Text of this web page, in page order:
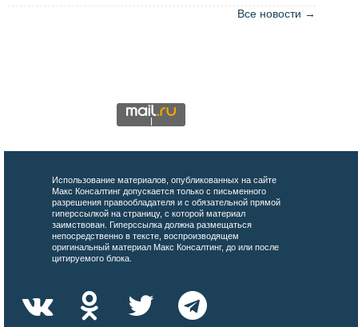
Все новости →
Использование материалов, опубликованных на сайте
Макс Консалтинг допускается только с письменного
разрешения правообладателя и с обязательной прямой
гиперссылкой на страницу, с которой материал
заимствован. Гиперссылка должна размещаться
непосредственно в тексте, воспроизводящем
оригинальный материал Макс Консалтинг, до или после
цитируемого блока.